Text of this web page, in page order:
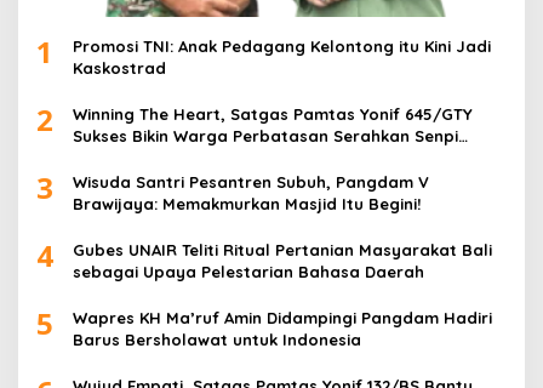
1
Promosi TNI: Anak Pedagang Kelontong itu Kini Jadi
Kaskostrad
2
Winning The Heart, Satgas Pamtas Yonif 645/GTY
Sukses Bikin Warga Perbatasan Serahkan Senpi
3
Wisuda Santri Pesantren Subuh, Pangdam V
Brawijaya: Memakmurkan Masjid Itu Begini!
4
Gubes UNAIR Teliti Ritual Pertanian Masyarakat Bali
sebagai Upaya Pelestarian Bahasa Daerah
5
Wapres KH Ma’ruf Amin Didampingi Pangdam Hadiri
Barus Bersholawat untuk Indonesia